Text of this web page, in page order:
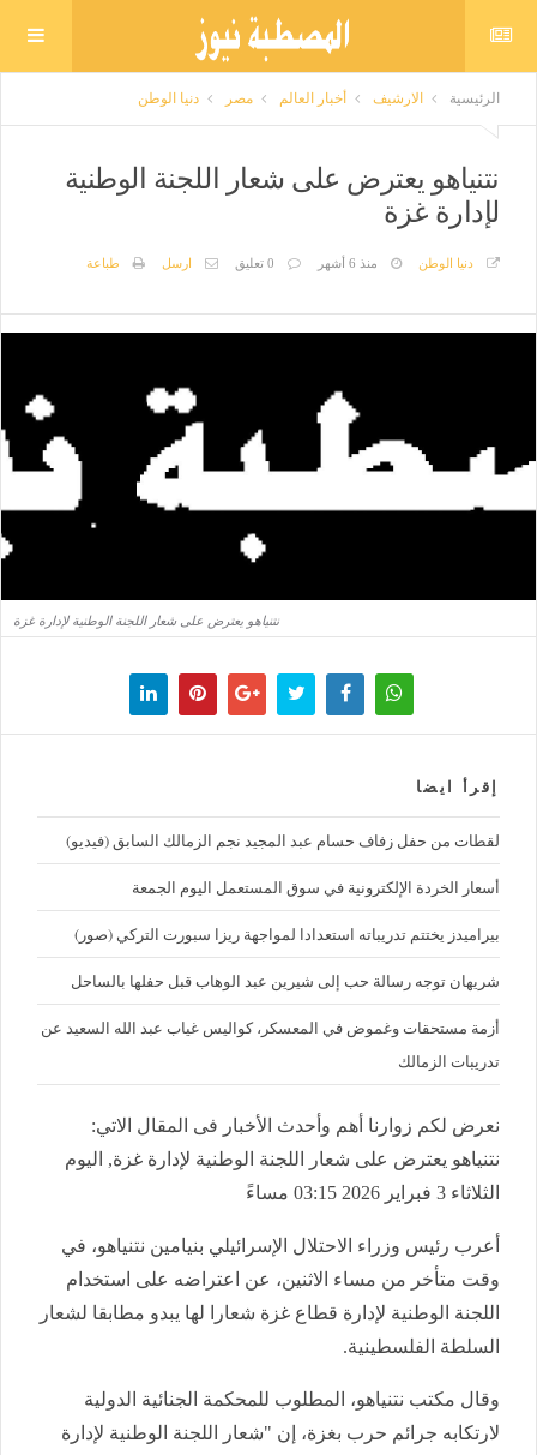
الرئيسية الارشيف أخبار العالم مصر دنيا الوطن
نتنياهو يعترض على شعار اللجنة الوطنية
لإدارة غزة
دنيا الوطن منذ 6 أشهر 0 تعليق ارسل طباعة
نتنياهو يعترض على شعار اللجنة الوطنية لإدارة غزة
إقرأ ايضا
لقطات من حفل زفاف حسام عبد المجيد نجم الزمالك السابق (فيديو)
أسعار الخردة الإلكترونية في سوق المستعمل اليوم الجمعة
بيراميدز يختتم تدريباته استعدادا لمواجهة ريزا سبورت التركي (صور)
شريهان توجه رسالة حب إلى شيرين عبد الوهاب قبل حفلها بالساحل
أزمة مستحقات وغموض في المعسكر، كواليس غياب عبد الله السعيد عن
تدريبات الزمالك
نعرض لكم زوارنا أهم وأحدث الأخبار فى المقال الاتي:
نتنياهو يعترض على شعار اللجنة الوطنية لإدارة غزة, اليوم
الثلاثاء 3 فبراير 2026 03:15 مساءً
أعرب رئيس وزراء الاحتلال الإسرائيلي بنيامين نتنياهو، في
وقت متأخر من مساء الاثنين، عن اعتراضه على استخدام
اللجنة الوطنية لإدارة قطاع غزة شعارا لها يبدو مطابقا لشعار
السلطة الفلسطينية.
وقال مكتب نتنياهو، المطلوب للمحكمة الجنائية الدولية
لارتكابه جرائم حرب بغزة، إن "شعار اللجنة الوطنية لإدارة